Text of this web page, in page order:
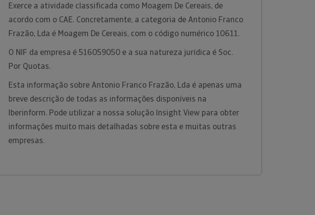
Exerce a atividade classificada como Moagem De Cereais, de
acordo com o CAE. Concretamente, a categoria de Antonio Franco
Frazão, Lda é Moagem De Cereais, com o código numérico 10611.
O NIF da empresa é 516059050 e a sua natureza jurídica é Soc.
Por Quotas.
Esta informação sobre Antonio Franco Frazão, Lda é apenas uma
breve descrição de todas as informações disponíveis na
Iberinform. Pode utilizar a nossa solução Insight View para obter
informações muito mais detalhadas sobre esta e muitas outras
empresas.